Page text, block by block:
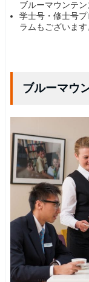
ブルーマウンテ
学士号・修士号
ラムもございます
ブルーマウ